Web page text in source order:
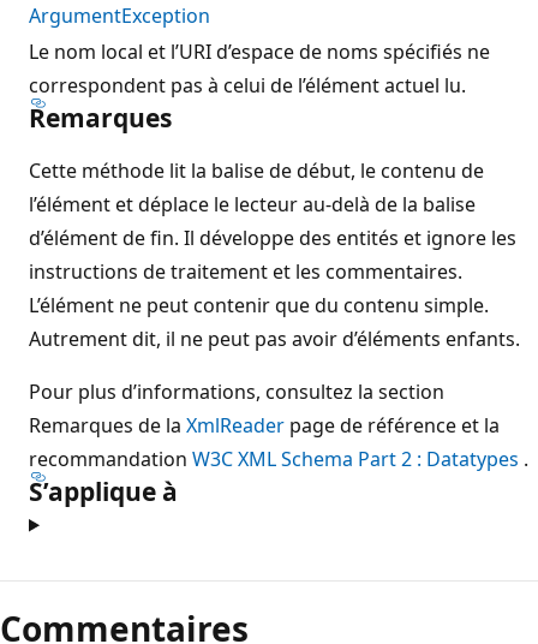
ArgumentException
Le nom local et l’URI d’espace de noms spécifiés ne
correspondent pas à celui de l’élément actuel lu.
Remarques
Cette méthode lit la balise de début, le contenu de
l’élément et déplace le lecteur au-delà de la balise
d’élément de fin. Il développe des entités et ignore les
instructions de traitement et les commentaires.
L’élément ne peut contenir que du contenu simple.
Autrement dit, il ne peut pas avoir d’éléments enfants.
Pour plus d’informations, consultez la section
Remarques de la XmlReader page de référence et la
recommandation W3C XML Schema Part 2 : Datatypes .
S’applique à
Commentaires